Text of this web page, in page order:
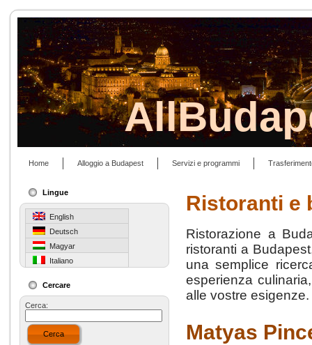
Home Alloggio a Budapest Servizi e programmi
Lingue
English
Deutsch
Magyar
Italiano
Cercare
Cerca:
Cerca
Ristoranti e
Ristorazione a
ristoranti a
una semplice
esperienza
alle vostre esigenze.
Matyas